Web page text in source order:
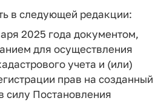
в следующей редакции:
2025 года документом,
для осуществления
учета и (или)
прав на созданный
силу Постановления